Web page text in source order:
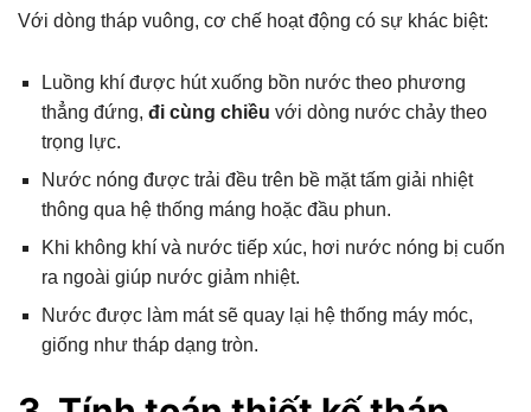
Với dòng tháp vuông, cơ chế hoạt động có sự khác biệt:
Luồng khí được hút xuống bồn nước theo phương
thẳng đứng, đi cùng chiều với dòng nước chảy theo
trọng lực.
Nước nóng được trải đều trên bề mặt tấm giải nhiệt
thông qua hệ thống máng hoặc đầu phun.
Khi không khí và nước tiếp xúc, hơi nước nóng bị cuốn
ra ngoài giúp nước giảm nhiệt.
Nước được làm mát sẽ quay lại hệ thống máy móc,
giống như tháp dạng tròn.